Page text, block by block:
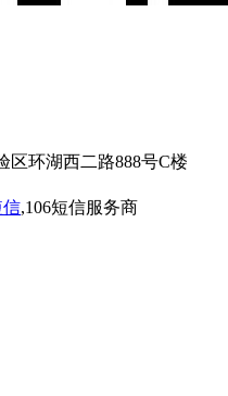
区环湖西二路888号C楼
信,106短信服务商